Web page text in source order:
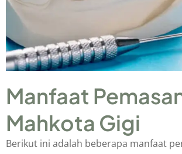
Manfaat
Mahkota Gigi
Berikut ini adalah beberapa manfaat